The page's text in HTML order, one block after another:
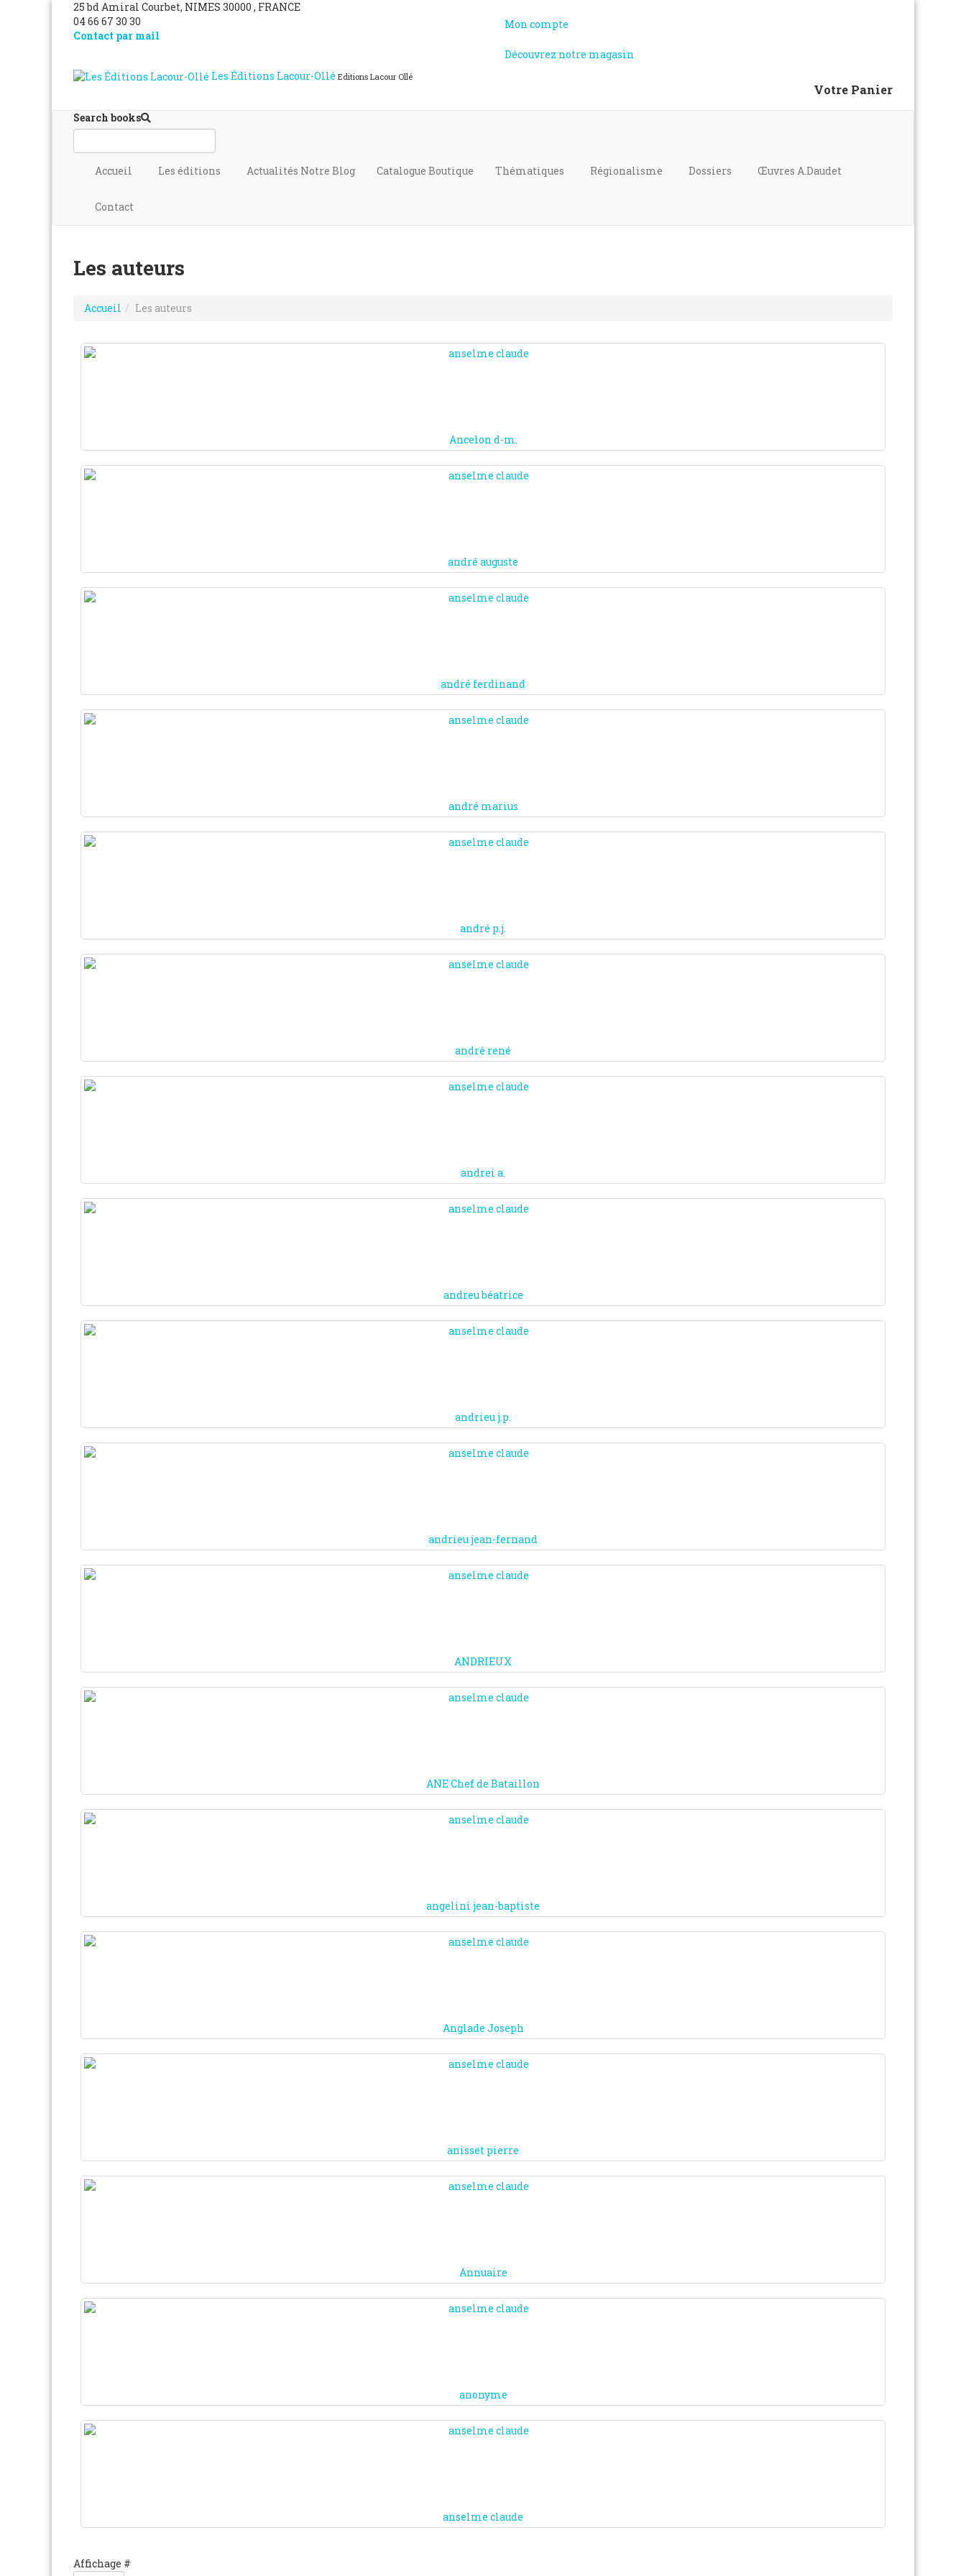
25 bd Amiral Courbet, NIMES 30000 , FRANCE
04 66 67 30 30
Contact par mail
Mon compte
Découvrez notre magasin
Les Éditions Lacour-Ollé Editions Lacour Ollé
Votre Panier
Search books
Accueil Les éditions Actualités Notre Blog Catalogue Boutique Thématiques Régionalisme Dossiers Œuvres A.Daudet
Contact
Les auteurs
Accueil Les auteurs
Ancelon d-m.
andré auguste
andré ferdinand
andré marius
andré p.j.
andré rené
andrei a.
andreu béatrice
andrieu j.p.
andrieu jean-fernand
ANDRIEUX
ANE Chef de Bataillon
angelini jean-baptiste
Anglade Joseph
anisset pierre
Annuaire
anonyme
anselme claude
Affichage #